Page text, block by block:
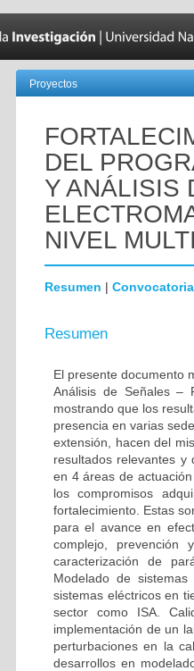
Proyectos
DEL
Y ANÁLISIS
NIVEL
Resumen | Convocatoria
Resumen
El presente documento
Análisis de Señales –
mostrando que los
presencia en varias
extensión, hacen del
resultados relevantes
en 4 áreas de
los compromisos
fortalecimiento. Estas
para el avance en
complejo, prevención
caracterización de
Modelado de
sistemas eléctricos en
sector como ISA.
implementación de un
perturbaciones en la
desarrollos en